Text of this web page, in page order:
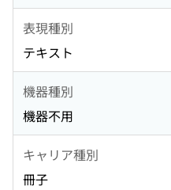
表現種別
テキスト
機器種別
機器不用
キャリア種別
冊子